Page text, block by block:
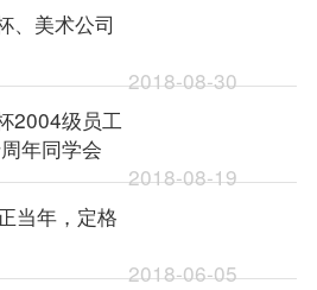
、美术公司
2018-08-30
2004级员工
年同学会
2018-08-19
当年，定格
2018-06-05